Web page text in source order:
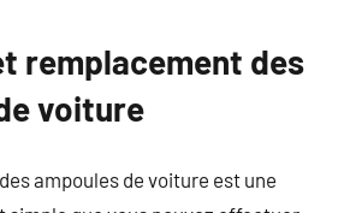
remplacement des
voiture
ampoules de voiture est une